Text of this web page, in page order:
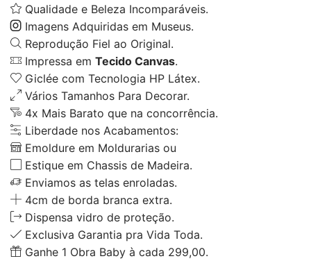
Qualidade e Beleza Incomparáveis.
Imagens Adquiridas em Museus.
Reprodução Fiel ao Original.
Impressa em Tecido Canvas.
Giclée com Tecnologia HP Látex.
Vários Tamanhos Para Decorar.
4x Mais Barato que na concorrência.
Liberdade nos Acabamentos:
Emoldure em Moldurarias ou
Estique em Chassis de Madeira.
Enviamos as telas enroladas.
4cm de borda branca extra.
Dispensa vidro de proteção.
Exclusiva Garantia pra Vida Toda.
Ganhe 1 Obra Baby à cada 299,00.